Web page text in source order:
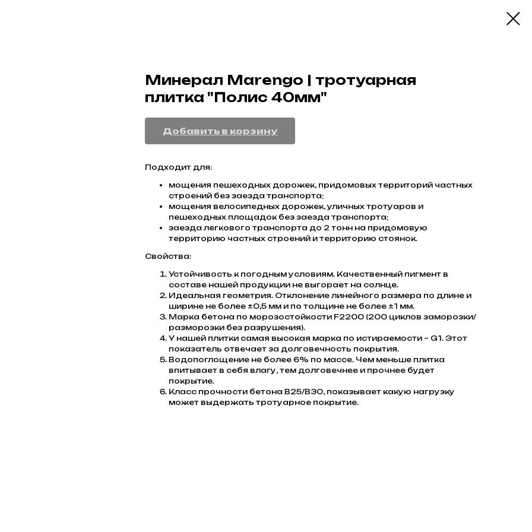
Минерал Marengo | тротуарная
плитка "Полис 40мм"
Добавить в корзину
Подходит для:
мощения пешеходных дорожек, придомовых территорий частных
строений без заезда транспорта;
мощения велосипедных дорожек, уличных тротуаров и
пешеходных площадок без заезда транспорта;
заезда легкового транспорта до 2 тонн на придомовую
территорию частных строений и территорию стоянок.
Свойства:
Устойчивость к погодным условиям. Качественный пигмент в
составе нашей продукции не выгорает на солнце.
Идеальная геометрия. Отклонение линейного размера по длине и
ширине не более ±0,5 мм и по толщине не более ±1 мм.
Марка бетона по морозостойкости F2200 (200 циклов заморозки/
разморозки без разрушения).
У нашей плитки самая высокая марка по истираемости – G1. Этот
показатель отвечает за долговечность покрытия.
Водопоглощение не более 6% по массе. Чем меньше плитка
впитывает в себя влагу, тем долговечнее и прочнее будет
покрытие.
Класс прочности бетона В25/В30, показывает какую нагрузку
может выдержать тротуарное покрытие.